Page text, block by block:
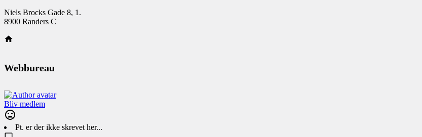
Niels Brocks Gade 8, 1.
8900 Randers C
Webbureau
Bliv medlem
Pt. er der ikke skrevet her...